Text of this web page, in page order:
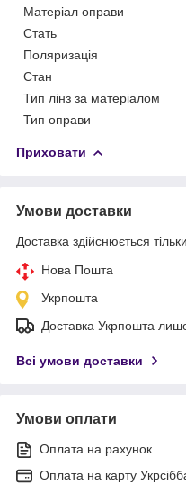
Матеріал оправи
Стать
Поляризація
Стан
Тип лінз за матеріалом
Тип оправи
Приховати
Умови доставки
Доставка здійснюється
Нова Пошта
Укрпошта
Доставка Укрпошта
Всі умови доставки
Умови оплати
Оплата на рахунок
Оплата на карту